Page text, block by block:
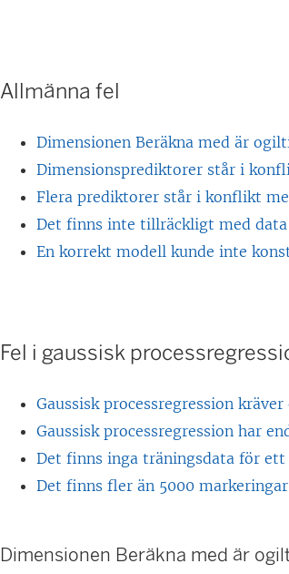
Allmänna fel
Dimensionen Beräkna med är
Dimensionsprediktorer står i
Flera prediktorer står i konflikt
Det finns inte tillräckligt med
En korrekt modell kunde inte
Fel i gaussisk
Gaussisk processregression
Gaussisk processregression har
Det finns inga träningsdata för
Det finns fler än 5000 markeringar
Dimensionen Beräkna med är